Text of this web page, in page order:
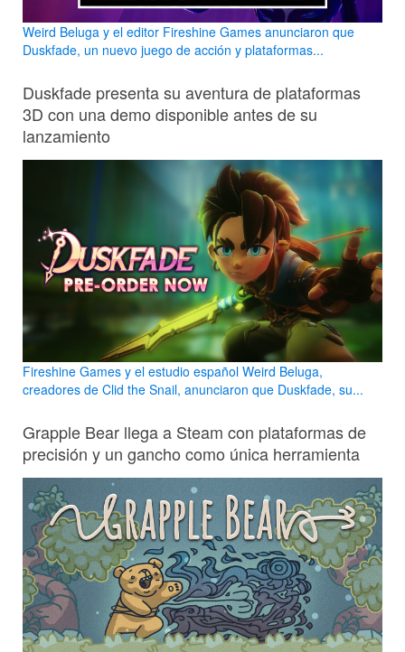
Weird Beluga y el editor Fireshine Games anunciaron que
Duskfade, un nuevo juego de acción y plataformas...
Duskfade presenta su aventura de plataformas
3D con una demo disponible antes de su
lanzamiento
Fireshine Games y el estudio español Weird Beluga,
creadores de Clid the Snail, anunciaron que Duskfade, su...
Grapple Bear llega a Steam con plataformas de
precisión y un gancho como única herramienta